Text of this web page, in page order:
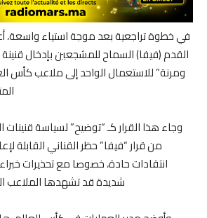
في خطوة تراجعية بعد موجة استياء واسعة،
القدم (فيفا) السماح للمشجعين بإدخال
وجاء هذا القرار كـ “توضيح” لسياسة
من قرار “فيفا” حظر القناني القابلة
انتقادات حادة، خصوصا مع تحذيرات
شديدة قد تشهدها الملاعب